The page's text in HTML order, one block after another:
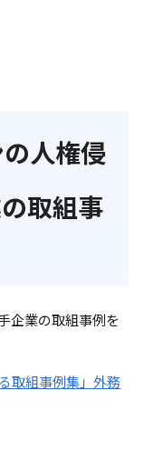
人権侵
取組事
企業の取組事例を
取組事例集」外務